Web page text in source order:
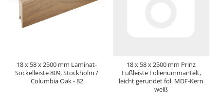
18 x 58 x 2500 mm Laminat-
Sockelleiste 809, Stockholm /
Columbia Oak - 82
18 x 58 x 2500 mm Prinz
Fußleiste Folienummantelt,
leicht gerundet fol. MDF-Kern
weiß